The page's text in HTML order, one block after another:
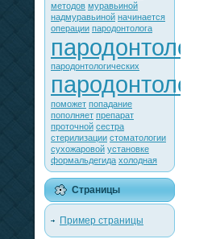
методов муравьиной
надмуравьиной начинается
операции пародонтолога
пародонтологии
пародонтологических
поможет попадание
пополняет препарат
проточной сестра
стерилизации стоматологии
сухожаровой установке
формальдегида холодная
Страницы
Пример страницы